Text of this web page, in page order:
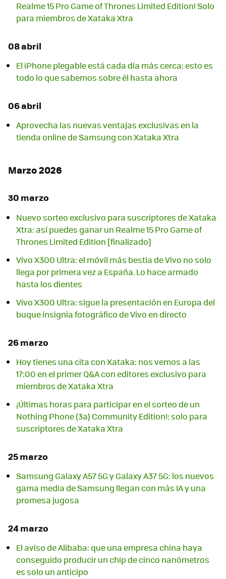
Realme 15 Pro Game of Thrones Limited Edition! Solo
para miembros de Xataka Xtra
08 abril
El iPhone plegable está cada día más cerca: esto es
todo lo que sabemos sobre él hasta ahora
06 abril
Aprovecha las nuevas ventajas exclusivas en la
tienda online de Samsung con Xataka Xtra
Marzo 2026
30 marzo
Nuevo sorteo exclusivo para suscriptores de Xataka
Xtra: así puedes ganar un Realme 15 Pro Game of
Thrones Limited Edition [finalizado]
Vivo X300 Ultra: el móvil más bestia de Vivo no solo
llega por primera vez a España. Lo hace armado
hasta los dientes
Vivo X300 Ultra: sigue la presentación en Europa del
buque insignia fotográfico de Vivo en directo
26 marzo
Hoy tienes una cita con Xataka: nos vemos a las
17:00 en el primer Q&A con editores exclusivo para
miembros de Xataka Xtra
¡Últimas horas para participar en el sorteo de un
Nothing Phone (3a) Community Edition!: solo para
suscriptores de Xataka Xtra
25 marzo
Samsung Galaxy A57 5G y Galaxy A37 5G: los nuevos
gama media de Samsung llegan con más IA y una
promesa jugosa
24 marzo
El aviso de Alibaba: que una empresa china haya
conseguido producir un chip de cinco nanómetros
es solo un anticipo